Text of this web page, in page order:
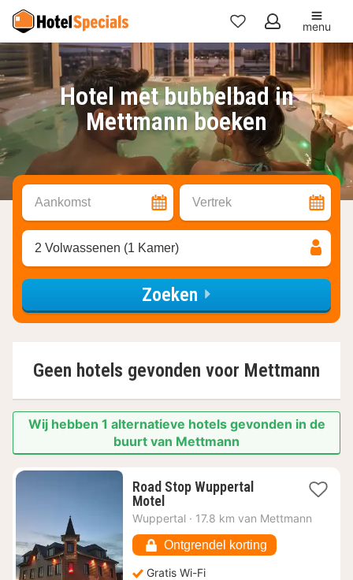
Mijn
favorieten
menu
Hotel met bubbelbad in
Mettmann boeken
Aankomst Vertrek
2 Volwassenen (1 Kamer)
Zoeken
Geen hotels gevonden voor Mettmann
Wij hebben 1 alternatieve hotels gevonden in de
buurt van Mettmann
Road Stop Wuppertal
Motel1
nacht
€
118,14
Wuppertal · 17.8 km van Mettmann
Ontgrendel korting
Gratis Wi-Fi